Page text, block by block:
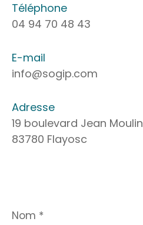
Téléphone
04 94 70 48 43
E-mail
info@sogip.com
Adresse
19 boulevard Jean Moulin
83780 Flayosc
*